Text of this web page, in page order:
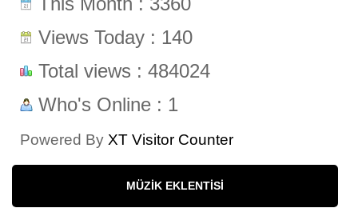
Views Today : 140
Total views : 484024
Who's Online : 1
Powered By XT Visitor Counter
MÜZIK EKLENTISI